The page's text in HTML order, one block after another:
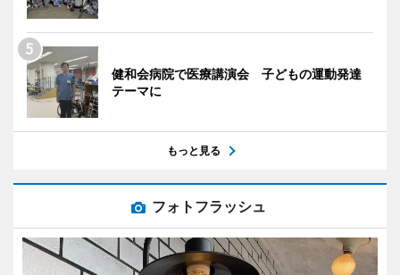
健和会病院で医療講演会 子どもの運動発達
テーマに
もっと見る
フォトフラッシュ